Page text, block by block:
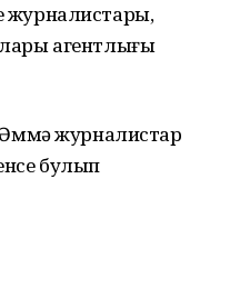
журналистары,
агентлығы
Әммә журналистар
булып